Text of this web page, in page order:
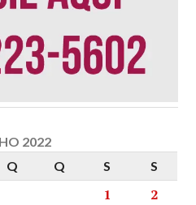
2022
Q Q S S
1
2